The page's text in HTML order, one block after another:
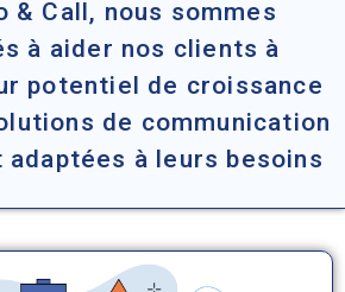
& Call, nous sommes
à aider nos clients à
potentiel de croissance
de communication
adaptées à leurs besoins